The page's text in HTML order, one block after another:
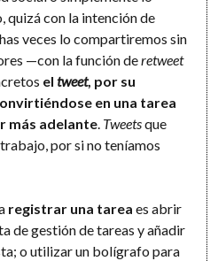
con la intención de
veces lo compartiremos sin
—con la función deretweet
eltweet, por su
en una tarea
más adelante. Tweetsque
por si no teníamos
registrar una tarea es abrir
de gestión de tareas y añadir
o utilizar un bolígrafo para